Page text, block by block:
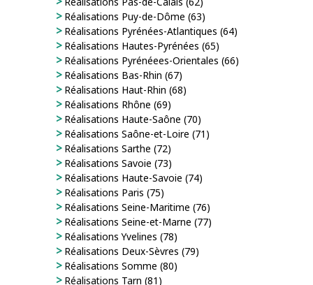
Réalisations Puy-de-Dôme (63)
Réalisations Pyrénées-Atlantiques (64)
Réalisations Hautes-Pyrénées (65)
Réalisations Pyrénéees-Orientales (66)
Réalisations Bas-Rhin (67)
Réalisations Haut-Rhin (68)
Réalisations Rhône (69)
Réalisations Haute-Saône (70)
Réalisations Saône-et-Loire (71)
Réalisations Sarthe (72)
Réalisations Savoie (73)
Réalisations Haute-Savoie (74)
Réalisations Paris (75)
Réalisations Seine-Maritime (76)
Réalisations Seine-et-Marne (77)
Réalisations Yvelines (78)
Réalisations Deux-Sèvres (79)
Réalisations Somme (80)
Réalisations Tarn (81)